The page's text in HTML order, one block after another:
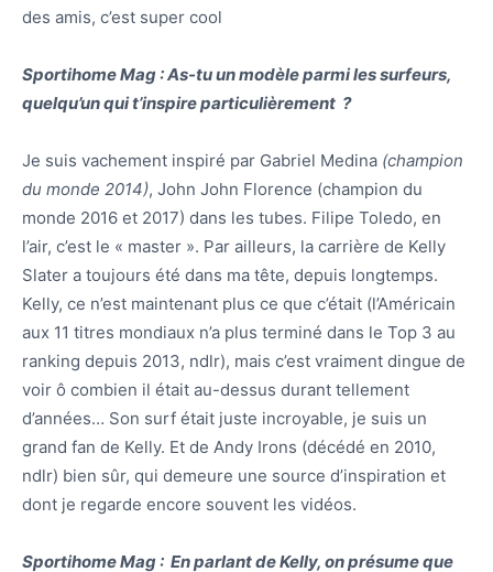
des amis, c’est super cool
Sportihome Mag : As-tu un modèle parmi les surfeurs,
quelqu’un qui t’inspire particulièrement ?
Je suis vachement inspiré par Gabriel Medina (champion
du monde 2014), John John Florence (champion du
monde 2016 et 2017) dans les tubes. Filipe Toledo, en
l’air, c’est le « master ». Par ailleurs, la carrière de Kelly
Slater a toujours été dans ma tête, depuis longtemps.
Kelly, ce n’est maintenant plus ce que c’était (l’Américain
aux 11 titres mondiaux n’a plus terminé dans le Top 3 au
ranking depuis 2013, ndlr), mais c’est vraiment dingue de
voir ô combien il était au-dessus durant tellement
d’années… Son surf était juste incroyable, je suis un
grand fan de Kelly. Et de Andy Irons (décédé en 2010,
ndlr) bien sûr, qui demeure une source d’inspiration et
dont je regarde encore souvent les vidéos.
Sportihome Mag : En parlant de Kelly, on présume que